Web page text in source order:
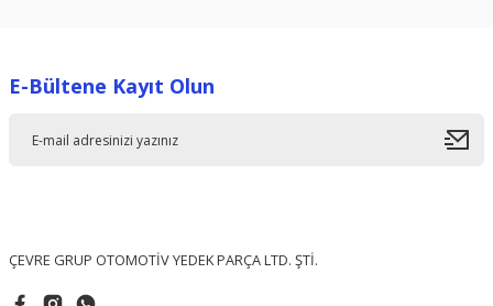
Ürün resmi kalitesiz, bozuk veya görüntülenemiyor.
E-Bültene Kayıt Olun
ÇEVRE GRUP OTOMOTİV YEDEK PARÇA LTD. ŞTİ.